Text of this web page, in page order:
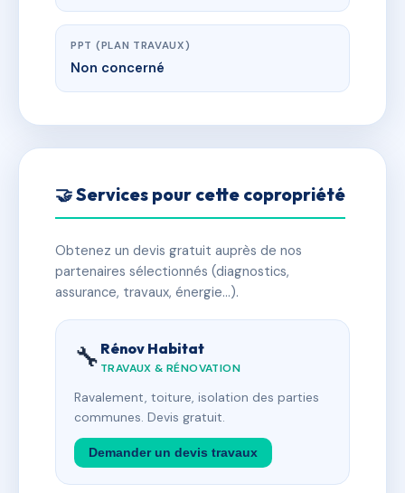
PPT (PLAN TRAVAUX)
Non concerné
🤝 Services pour cette copropriété
Obtenez un devis gratuit auprès de nos
partenaires sélectionnés (diagnostics,
assurance, travaux, énergie…).
🔧 Rénov Habitat
TRAVAUX & RÉNOVATION
Ravalement, toiture, isolation des parties
communes. Devis gratuit.
Demander un devis travaux